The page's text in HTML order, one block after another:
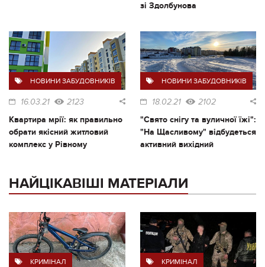
зі Здолбунова
НОВИНИ ЗАБУДОВНИКІВ
16.03.21 2123
Квартира мрії: як правильно
обрати якісний житловий
комплекс у Рівному
НОВИНИ ЗАБУДОВНИКІВ
18.02.21 2102
"Свято снігу та вуличної їжі":
"На Щасливому" відбудеться
активний вихідний
НАЙЦІКАВІШІ МАТЕРІАЛИ
КРИМІНАЛ КРИМІНАЛ